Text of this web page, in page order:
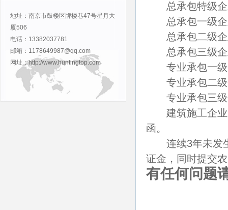
地址：南京市鼓楼区牌楼巷47号星月大
厦506
电话：13382037781
邮箱：1178649987@qq.com
网址：http://www.huntingtop.com
总承包特级企
总承包一级企
总承包二级企
总承包三级
专业承包一级
专业承包二级
专业承包三级
建筑施工企业
函。
连续3年未发生
证金，同时提交
有任何问题